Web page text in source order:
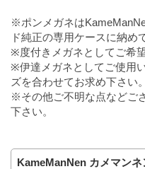
※ポンメガネは
ド純正の専用ケースに納め
※度付きメガネとしてご希
※伊達メガネとしてご使用
ズを合わせてお求め下さい。
※その他ご不明な点などご
下さい。
KameManNen カメマンネ